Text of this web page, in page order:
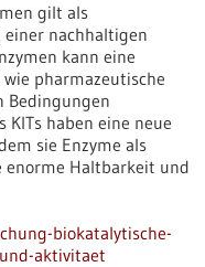
gilt als
einer nachhaltigen
kann eine
pharmazeutische
Bedingungen
KITs haben eine neue
sie Enzyme als
enorme Haltbarkeit und
biokatalytische-
aktivitaet